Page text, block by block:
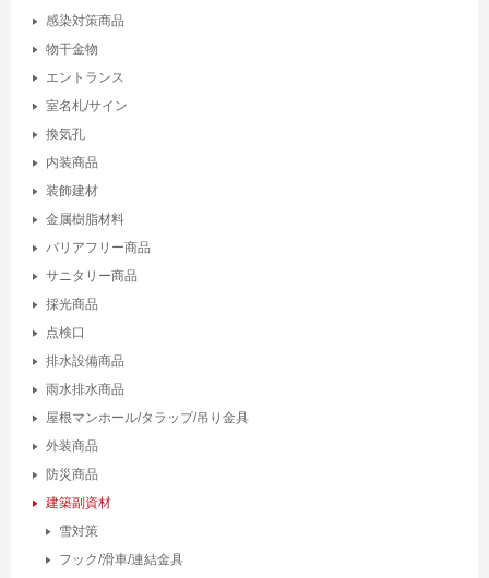
感染対策商品
物干金物
エントランス
室名札/サイン
換気孔
内装商品
装飾建材
金属樹脂材料
バリアフリー商品
サニタリー商品
採光商品
点検口
排水設備商品
雨水排水商品
屋根マンホール/タラップ/吊り金具
外装商品
防災商品
建築副資材
雪対策
フック/滑車/連結金具